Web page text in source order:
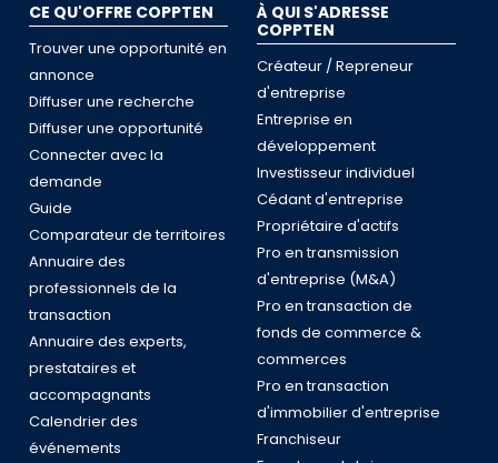
CE QU'OFFRE COPPTEN
Trouver une opportunité en
annonce
Diffuser une recherche
Diffuser une opportunité
Connecter avec la
demande
Guide
Comparateur de territoires
Annuaire des
professionnels de la
transaction
Annuaire des experts,
prestataires et
accompagnants
Calendrier des
événements
À QUI S'ADRESSE
COPPTEN
Créateur / Repreneur
d'entreprise
Entreprise en
développement
Investisseur individuel
Cédant d'entreprise
Propriétaire d'actifs
Pro en transmission
d'entreprise (M&A)
Pro en transaction de
fonds de commerce &
commerces
Pro en transaction
d'immobilier d'entreprise
Franchiseur